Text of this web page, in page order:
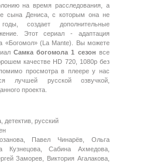
на время расследования, а
сына Дениса, с которым она не
создает дополнительные
Этот сериал - адаптация
«Богомол» (La Mante). Вы можете
Самка богомола 1 сезон все
качестве HD 720, 1080p без
просмотра в плеере у нас
лучшей русской озвучкой,
проекта.
детектив, русский
Павел Чинарёв, Ольга
Кузнецова, Сабина Ахмедова,
Заморев, Виктория Агалакова,